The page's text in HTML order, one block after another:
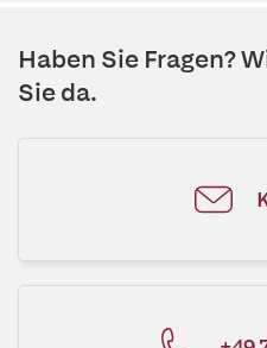
Haben Sie Fragen?
Sie da.